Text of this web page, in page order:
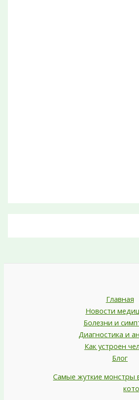
Главная
Новости
Болезни и
Диагностика и
Как устроен
Блог
Самые жуткие монстры